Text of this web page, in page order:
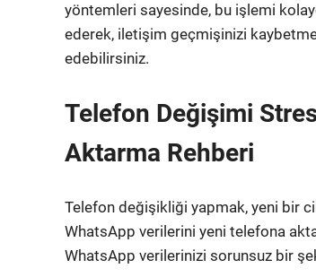
yöntemleri sayesinde, bu işlemi
ederek, iletişim geçmişinizi
edebilirsiniz.
Telefon Değişimi
Aktarma Rehberi
Telefon değişikliği yapmak, yeni bir
WhatsApp verilerini yeni telefona
WhatsApp verilerinizi sorunsuz bir